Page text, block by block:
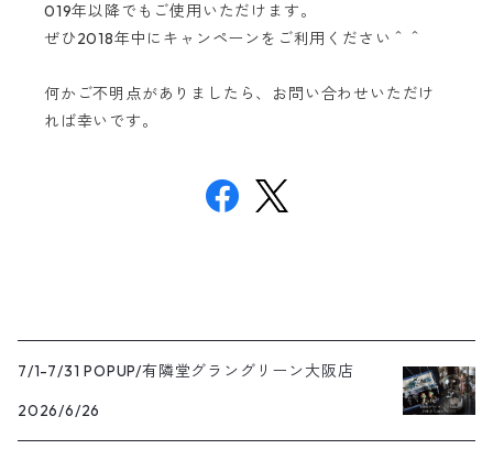
019年以降でもご使用いただけます。
ぜひ2018年中にキャンペーンをご利用ください＾＾
何かご不明点がありましたら、お問い合わせいただけ
れば幸いです。
7/1-7/31 POPUP/有隣堂グラングリーン大阪店
2026/6/26